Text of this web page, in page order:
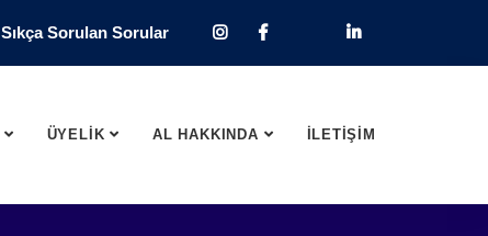
Sıkça Sorulan Sorular
ÜYELİK AL HAKKINDA İLETİŞİM